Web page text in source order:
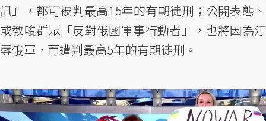
訊」，都可被判最高15年的有期徒刑；公開表態、
或教唆群眾「反對俄國軍事行動者」，也將因為汙
辱俄軍，而遭判最高5年的有期徒刑。